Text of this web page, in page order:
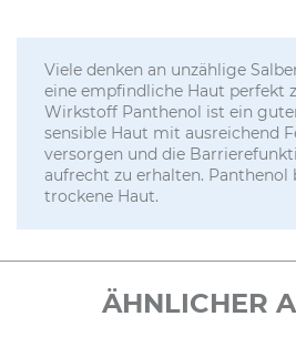
Viele denken an unzählige
eine empfindliche Haut perfekt
Wirkstoff Panthenol ist ein
sensible Haut mit ausreichend
versorgen und die
aufrecht zu erhalten. Panthenol
trockene Haut.
ÄHNLICHER